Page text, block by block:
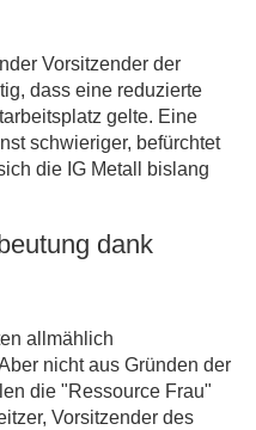
Vorsitzender der
dass eine reduzierte
gelte. Eine
schwieriger, befürchtet
die IG Metall bislang
dank
allmählich
nicht aus Gründen der
die "Ressource Frau"
Vorsitzender des